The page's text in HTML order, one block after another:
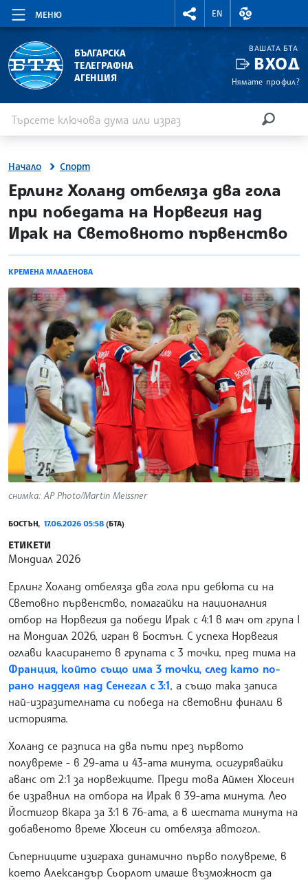
МЕНЮ
RIGHTMENU.SOCIAL
EN
ВАЛУТНИ
БЪЛГАРСКА
ТЕЛЕГРАФНА
АГЕНЦИЯ
ВАШАТА БТА
ВХОД
Нямате профил?
Начало Спорт
site.bta
Ерлинг Холанд отбеляза два гола
при победата на Норвегия над
Ирак на Световното първенство
КРЕМЕНА МЛАДЕНОВА
снимка: AP Photo/Martin Meissner
БОСТЪН, 17.06.2026 05:58 (БТА)
ЕТИКЕТИ
Мондиал 2026
Ерлинг Холанд отбеляза два гола при дебюта си на
Световно първенство, помагайки на националния
отбор на Норвегия да победи Ирак с 4:1 в мач от група I
на Мондиал 2026, игран в Бостън. С успеха Норвегия
оглави класирането в групата с 3 точки, пред тима на
Франция, който също има 3 точки, след като по-
рано надделя над Сенегал с 3:1, а също така записа
най-изразителната си победа на световни финали в
историята.
Холанд се разписа на два пъти през първото
полувреме - в 29-ата и 43-ата минута, осигурявайки
аванс от 2:1 за норвежците. Преди това Аймен Хюсеин
бе изравнил на отбора на Ирак в 39-ата минута. Лео
Йостигор вкара за 3:1 в 76-ата, а в шестата минута на
добавеното време Хюсеин си отбеляза автогол.
Съперниците изиграха динамично първо полувреме, в
което Александър Сьорлот имаше възможност да